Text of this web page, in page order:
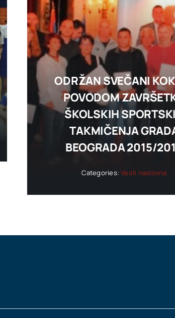
ODRŽAN SVEČANI
POVODOM
ŠKOLSKIH
TAKMIČENJA
BEOGRADA 2015/
Categories:Vesti naslovna